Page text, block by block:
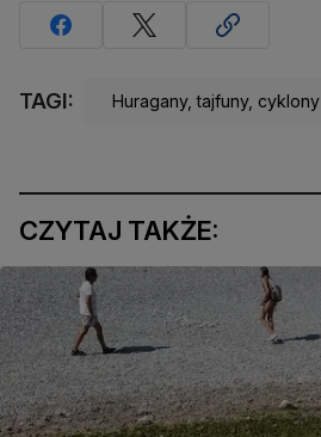
TAGI: Huragany, tajfuny, cyklony
CZYTAJ TAKŻE: